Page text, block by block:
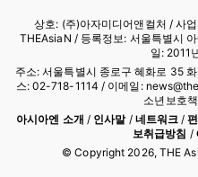
상호: (주)아자미디어앤컬처 /사
THEAsiaN / 등록정보: 서울특별시
일: 2011
주소: 서울특별시 종로구 혜화로 35
스: 02-718-1114 / 이메일:
소년보호
아시아엔 소개 / 인사말/ 네트워크 /
보취급방침 /
© Copyright 2026, THE